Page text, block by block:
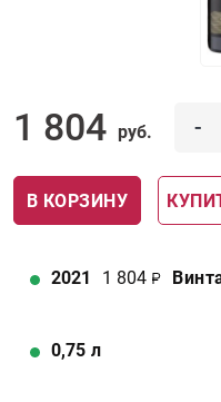
1 804 руб. -
В КОРЗИНУ
2021 1 804
0,75 л